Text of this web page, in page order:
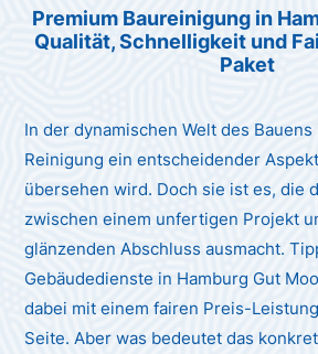
Premium Baureinigung in
Qualität, Schnelligkeit und
Paket
In der dynamischen Welt des Bauens
Reinigung ein entscheidender
übersehen wird. Doch sie ist es, die
zwischen einem unfertigen Projekt
glänzenden Abschluss ausmacht.
Gebäudedienste in Hamburg Gut
dabei mit einem fairen Preis-
Seite. Aber was bedeutet das